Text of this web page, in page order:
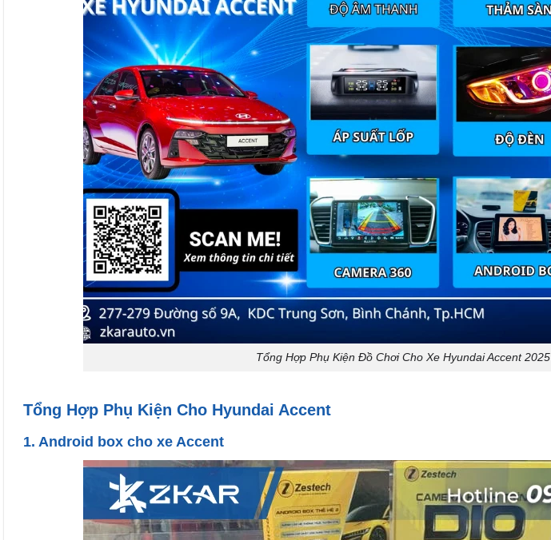
Tổng Hợp Phụ Kiện Đồ Chơi Cho Xe Hyundai Accent 2025
Tổng Hợp Phụ Kiện Cho Hyundai Accent
1. Android box cho xe Accent